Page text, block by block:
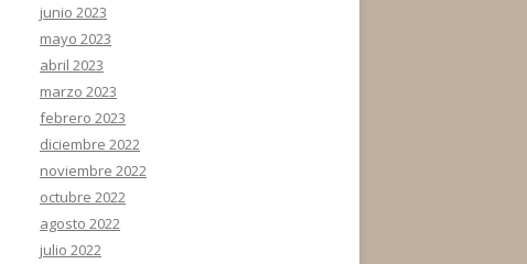
junio 2023
mayo 2023
abril 2023
marzo 2023
febrero 2023
diciembre 2022
noviembre 2022
octubre 2022
agosto 2022
julio 2022